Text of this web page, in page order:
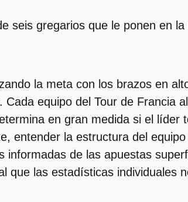
seis gregarios que le ponen en
la meta con los brazos en
equipo del Tour de Francia
en gran medida si el líder
entender la estructura del
de las apuestas
que las estadísticas individuales